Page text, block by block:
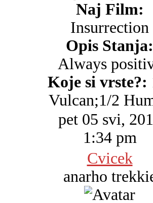
Naj Film:
Insurrection
Opis Stanja:
Always
Koje si vrste?:
Vulcan;1/2
pet 05 svi,
1:34 pm
Cvicek
anarho